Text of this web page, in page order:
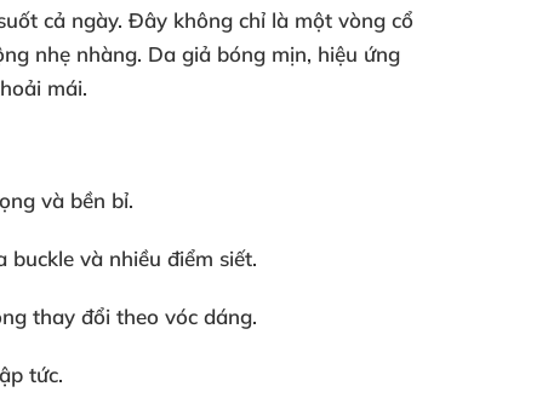
cả ngày. Đây không chỉ là một vòng cổ
nhẹ nhàng. Da giả bóng mịn, hiệu ứng
mái.
và bền bỉ.
và nhiều điểm siết.
thay đổi theo vóc dáng.
tức.